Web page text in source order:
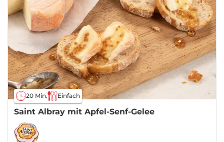
20 Min. Einfach
Saint Albray mit Apfel-Senf-Gelee